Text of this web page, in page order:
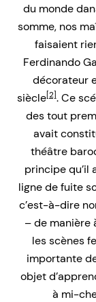
du monde
somme, nos
faisaient
Ferdinando
décorateur
siècle[2]. Ce
des tout
avait
théâtre
principe qu’il
ligne de fuite
c’est-à-dire
– de manière
les scènes
importante
objet
à mi-